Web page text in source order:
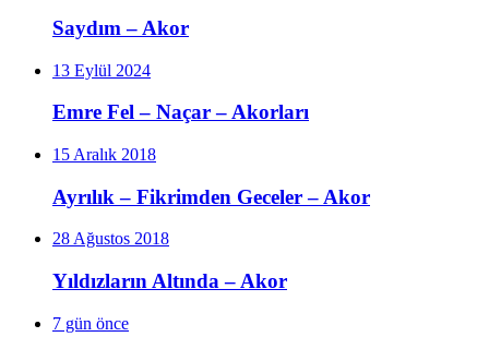
Saydım – Akor
13 Eylül 2024
Emre Fel – Naçar – Akorları
15 Aralık 2018
Ayrılık – Fikrimden Geceler – Akor
28 Ağustos 2018
Yıldızların Altında – Akor
7 gün önce